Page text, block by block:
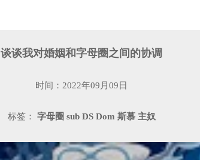
谈谈我对婚姻和字母圈之间的协调
时间：2022年09月09日
标签： 字母圈 sub DS Dom 斯慕 主奴